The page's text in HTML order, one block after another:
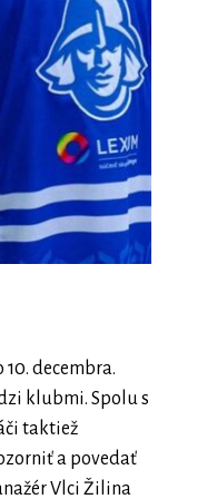
decembra.
klubmi. Spolu s
taktiež
a povedať
Vlci Žilina